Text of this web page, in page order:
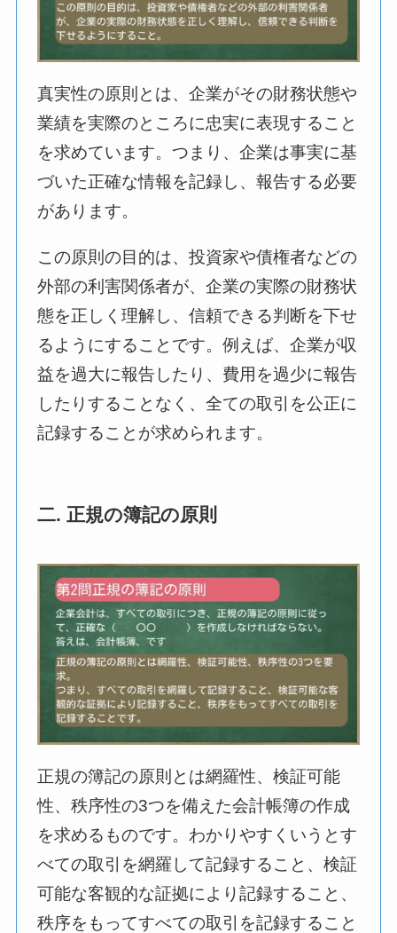
真実性の原則とは、企業がその財務状態や
業績を実際のところに忠実に表現すること
を求めています。つまり、企業は事実に基
づいた正確な情報を記録し、報告する必要
があります。
この原則の目的は、投資家や債権者などの
外部の利害関係者が、企業の実際の財務状
態を正しく理解し、信頼できる判断を下せ
るようにすることです。例えば、企業が収
益を過大に報告したり、費用を過少に報告
したりすることなく、全ての取引を公正に
記録することが求められます。
二. 正規の簿記の原則
正規の簿記の原則とは網羅性、検証可能
性、秩序性の3つを備えた会計帳簿の作成
を求めるものです。わかりやすくいうとす
べての取引を網羅して記録すること、検証
可能な客観的な証拠により記録すること、
秩序をもってすべての取引を記録すること